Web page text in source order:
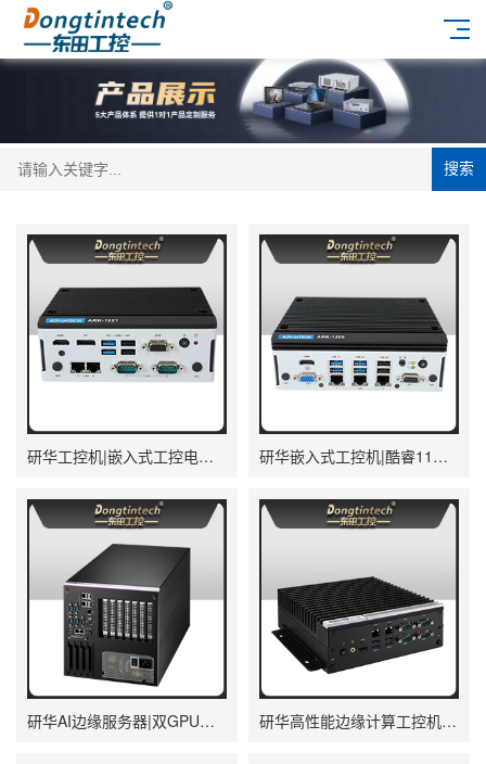
搜索
研华工控机|嵌入式工控电脑|深度学习主机厂家|ARK-1221L 研华嵌入式工控机|酷睿11代I5工业电脑主机|ARK-1250L
研华AI边缘服务器|双GPU工控主机|DDR4内存|AIR-500D 研华高性能边缘计算工控机|搬运机器人导航分析ai解决方案|AIR-030